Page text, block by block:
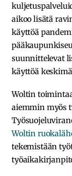
aikoo lisätä
käyttöä
suunnittelevat
käyttöä
Woltin
aiemmin myös
Woltin
tekemistään